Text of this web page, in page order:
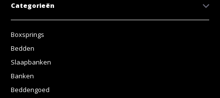
Categorieën
Boxsprings
Bedden
Slaapbanken
Banken
Beddengoed